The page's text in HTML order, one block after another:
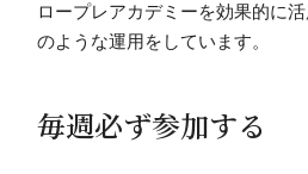
ロープレアカデミーを効果的に
のような運用をしています。
毎週必ず参加する